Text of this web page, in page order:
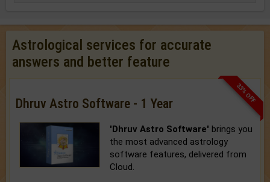
Astrological services for accurate
answers and better feature
33% OFF
Dhruv Astro Software - 1 Year
'Dhruv Astro Software' brings you
the most advanced astrology
software features, delivered from
Cloud.